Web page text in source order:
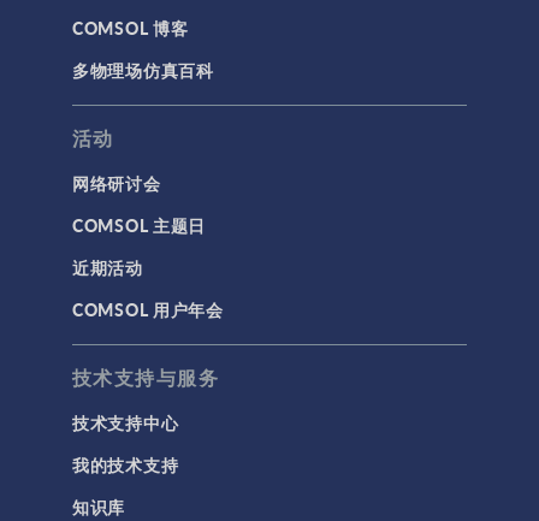
COMSOL 博客
多物理场仿真百科
活动
网络研讨会
COMSOL 主题日
近期活动
COMSOL 用户年会
技术支持与服务
技术支持中心
我的技术支持
知识库